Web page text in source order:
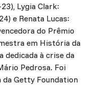
Lygia Clark:
e Renata Lucas:
do Prêmio
em História da
dedicada à crise da
Pedrosa. Foi
da Getty Foundation